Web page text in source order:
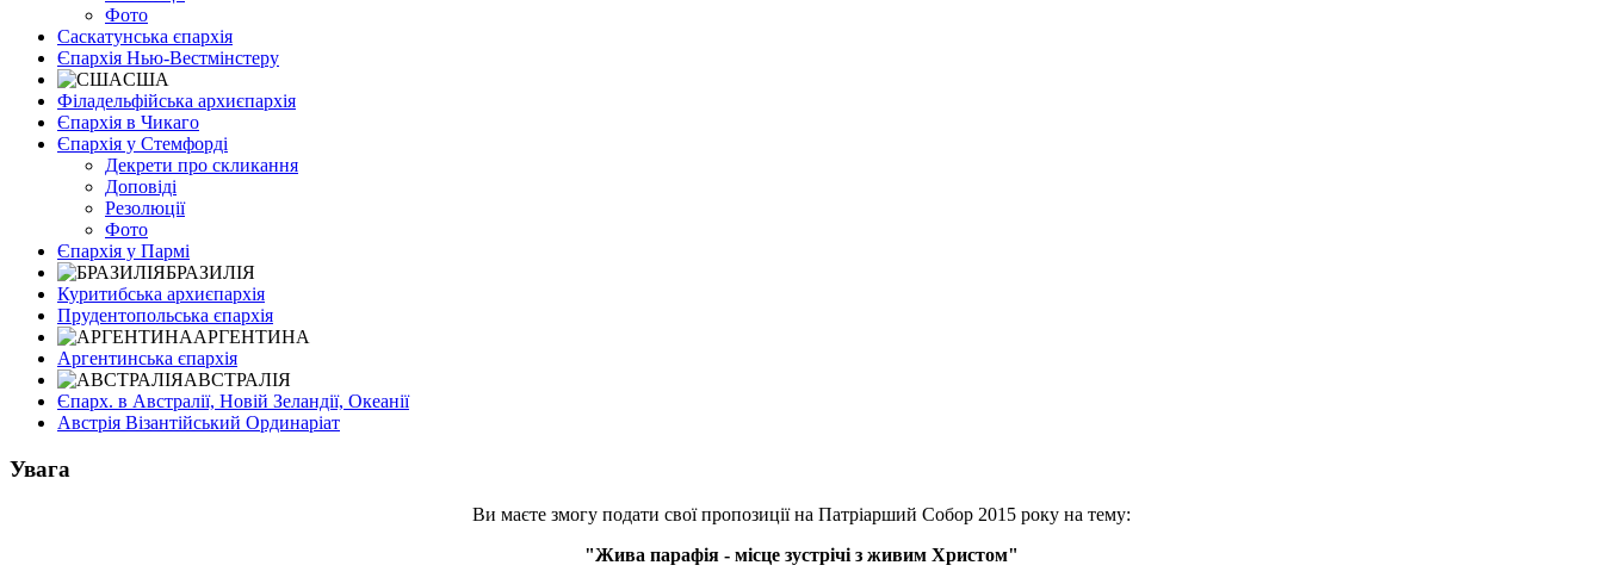
Фото
Саскатунська єпархія
Єпархія Нью-Вестмінстеру
США
Філадельфійська архиєпархія
Єпархія в Чикаго
Єпархія у Стемфорді
Декрети про скликання
Доповіді
Резолюції
Фото
Єпархія у Пармі
БРАЗИЛІЯ
Куритибська архиєпархія
Прудентопольська єпархія
АРГЕНТИНА
Аргентинська єпархія
АВСТРАЛІЯ
Єпарх. в Австралії, Новій Зеландії, Океанії
Австрія Візантійський Ординаріат
Увага
Ви маєте змогу подати свої пропозиції на Патріарший Собор 2015 року на тему:
"Жива парафія - місце зустрічі з живим Христом"